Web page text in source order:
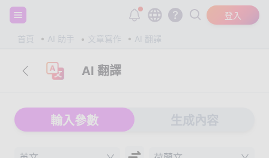
登入
首頁 AI 助手 文章寫作 AI 翻譯
註冊並獲得 20,000 個免費 tokens！
AI 翻譯
輸入參數